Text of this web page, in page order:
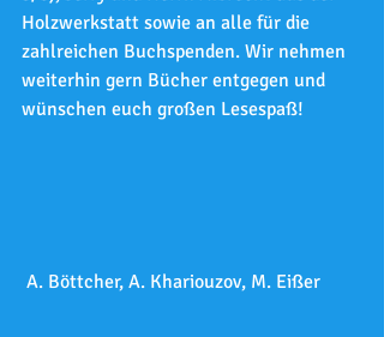
Holzwerkstatt sowie an alle für die
zahlreichen Buchspenden. Wir nehmen
weiterhin gern Bücher entgegen und
wünschen euch großen Lesespaß!
A. Böttcher, A. Khariouzov, M. Eißer